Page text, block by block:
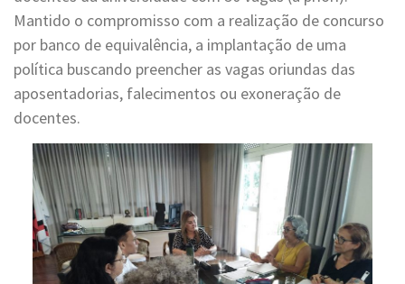
Mantido o compromisso com a realização de concurso
por banco de equivalência, a implantação de uma
política buscando preencher as vagas oriundas das
aposentadorias, falecimentos ou exoneração de
docentes.